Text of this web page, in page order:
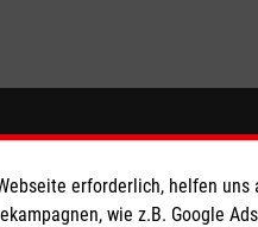
So finden Sie
Allee 9
erforderlich, helfen uns
wie z.B. Google